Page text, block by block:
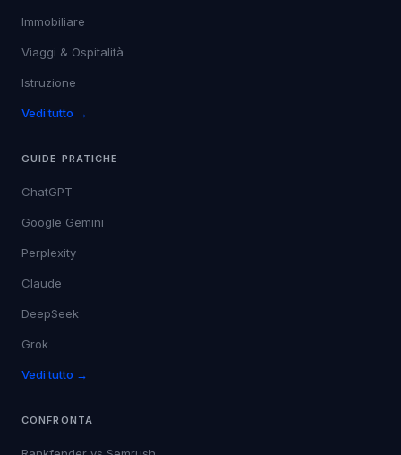
Immobiliare
Viaggi & Ospitalità
Istruzione
Vedi tutto →
GUIDE PRATICHE
ChatGPT
Google Gemini
Perplexity
Claude
DeepSeek
Grok
Vedi tutto →
CONFRONTA